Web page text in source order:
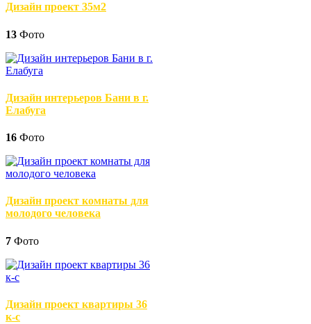
Дизайн проект 35м2
13 Фото
Дизайн интерьеров Бани в г.
Елабуга
16 Фото
Дизайн проект комнаты для
молодого человека
7 Фото
Дизайн проект квартиры 36
к-с